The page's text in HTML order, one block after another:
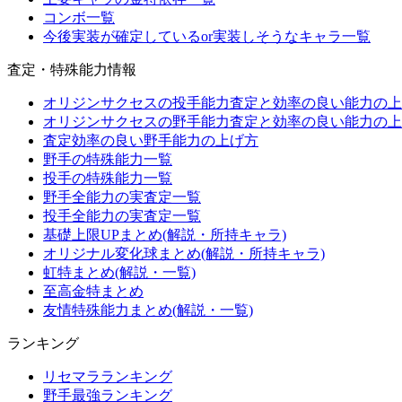
コンボ一覧
今後実装が確定しているor実装しそうなキャラ一覧
査定・特殊能力情報
オリジンサクセスの投手能力査定と効率の良い能力の
オリジンサクセスの野手能力査定と効率の良い能力の
査定効率の良い野手能力の上げ方
野手の特殊能力一覧
投手の特殊能力一覧
野手全能力の実査定一覧
投手全能力の実査定一覧
基礎上限UPまとめ(解説・所持キャラ)
オリジナル変化球まとめ(解説・所持キャラ)
虹特まとめ(解説・一覧)
至高金特まとめ
友情特殊能力まとめ(解説・一覧)
ランキング
リセマラランキング
野手最強ランキング